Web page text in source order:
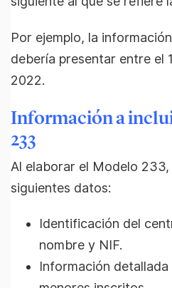
Por ejemplo, la
debería presentar entre el
2022.
Información a
233
Al elaborar el Modelo 233,
siguientes datos:
Identificación del
nombre y NIF.
Información